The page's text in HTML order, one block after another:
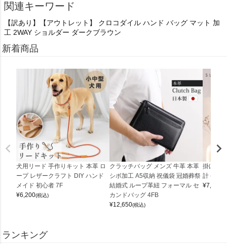
関連キーワード
【訳あり】【アウトレット】 クロコダイル ハンド バッグ マット 加
工 2WAY ショルダー ダークブラウン
新着商品
犬用リード 手作りキット 本革 ロ
ープ レザークラフト DIY ハンド
メイド 初心者 7F
¥6,200(税込)
クラッチバッグ メンズ 牛革 本革
シボ加工 A5収納 祝儀袋 冠婚葬祭
結婚式 ループ革紐 フォーマル セ
カンドバッグ 4FB
¥12,650(税込)
掛け時
計
¥7,150
ランキング